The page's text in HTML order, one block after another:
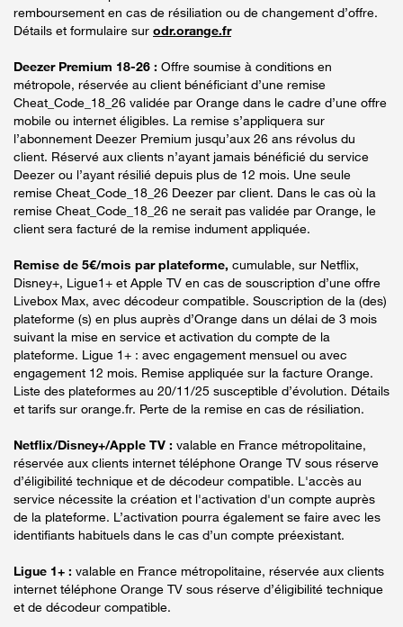
remboursement en cas de résiliation ou de changement d’offre.
Détails et formulaire sur odr.orange.fr
Deezer Premium 18-26 : Offre soumise à conditions en
métropole, réservée au client bénéficiant d’une remise
Cheat_Code_18_26 validée par Orange dans le cadre d’une offre
mobile ou internet éligibles. La remise s’appliquera sur
l’abonnement Deezer Premium jusqu’aux 26 ans révolus du
client. Réservé aux clients n’ayant jamais bénéficié du service
Deezer ou l’ayant résilié depuis plus de 12 mois. Une seule
remise Cheat_Code_18_26 Deezer par client. Dans le cas où la
remise Cheat_Code_18_26 ne serait pas validée par Orange, le
client sera facturé de la remise indument appliquée.
Remise de 5€/mois par plateforme, cumulable, sur Netflix,
Disney+, Ligue1+ et Apple TV en cas de souscription d’une offre
Livebox Max, avec décodeur compatible. Souscription de la (des)
plateforme (s) en plus auprès d’Orange dans un délai de 3 mois
suivant la mise en service et activation du compte de la
plateforme. Ligue 1+ : avec engagement mensuel ou avec
engagement 12 mois. Remise appliquée sur la facture Orange.
Liste des plateformes au 20/11/25 susceptible d’évolution. Détails
et tarifs sur orange.fr. Perte de la remise en cas de résiliation.
Netflix/Disney+/Apple TV : valable en France métropolitaine,
réservée aux clients internet téléphone Orange TV sous réserve
d’éligibilité technique et de décodeur compatible. L'accès au
service nécessite la création et l'activation d'un compte auprès
de la plateforme. L’activation pourra également se faire avec les
identifiants habituels dans le cas d’un compte préexistant.
Ligue 1+ : valable en France métropolitaine, réservée aux clients
internet téléphone Orange TV sous réserve d’éligibilité technique
et de décodeur compatible.